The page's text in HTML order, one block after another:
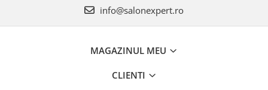
info@salonexpert.ro
MAGAZINUL MEU
CLIENTI